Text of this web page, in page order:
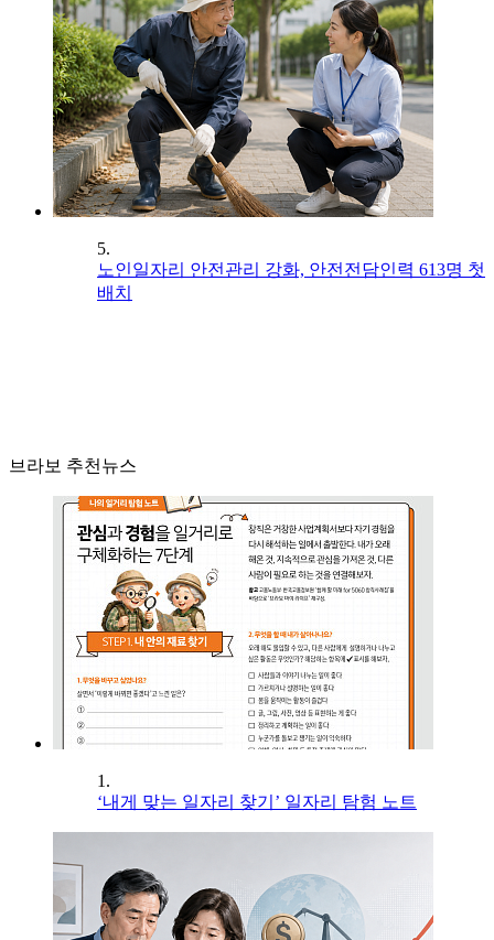
5.
노인일자리 안전관리 강화, 안전전담인력 613명 첫
배치
브라보 추천뉴스
1.
‘내게 맞는 일자리 찾기’ 일자리 탐험 노트